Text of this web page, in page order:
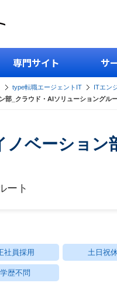
専門サイト サ
type転職エージェントIT ITエン
部_クラウド・AIソリューショングル
ノベーション
ート
社員採用 土日祝
学歴不問